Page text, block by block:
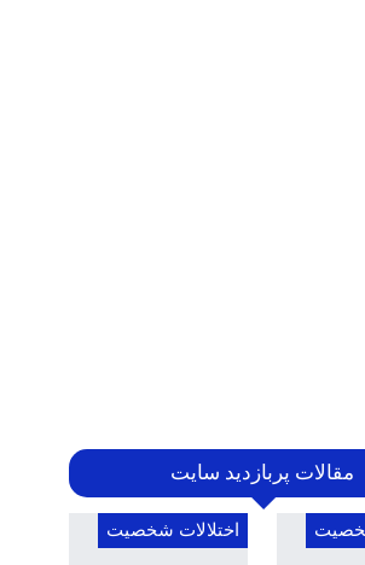
مقالات پربازدید سایت
اختلالات شخصیت